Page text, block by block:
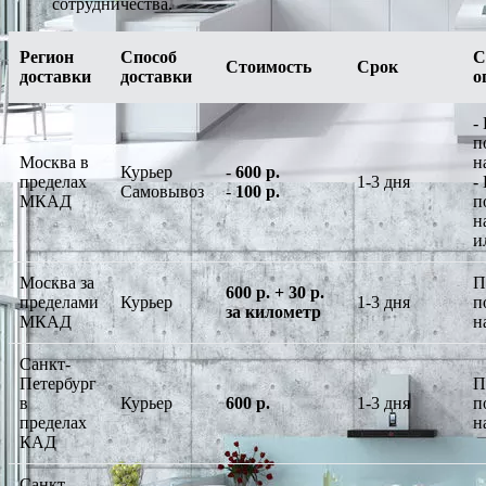
Регион
доставки
Способ
доставки
Стоимость Срок
Москва в
пределах
МКАД
Курьер
Самовывоз
- 600 р.
-100 р.
1-3 дня
-
-
Москва за
пределами
МКАД
Курьер
600 р. + 30 р.
за километр
1-3 дня
Санкт-
Петербург
в
пределах
КАД
Курьер 600 р. 1-3 дня